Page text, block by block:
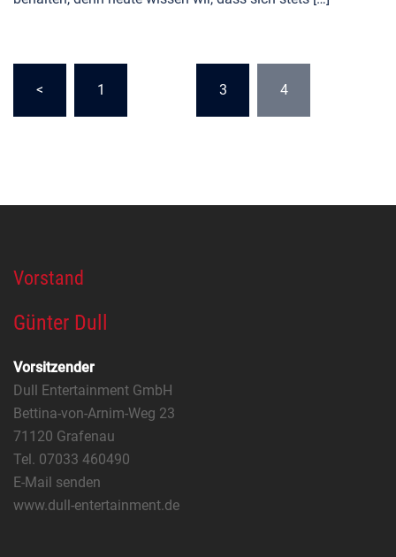
Seitennummerierung
< 1 3 4
Vorstand
Günter Dull
Vorsitzender
Dull Entertainment GmbH
Bettina-von-Arnim-Weg 23
71120 Grafenau
Tel. 07033 460490
E-Mail senden
www.dull-entertainment.de